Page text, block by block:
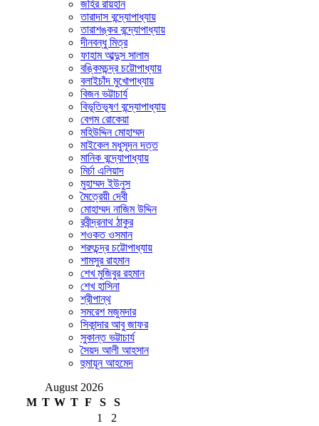
জহির রায়হান
তারাদাস বন্দ্যোপাধ্যায়
তারাশঙ্কর বন্দ্যোপাধ্যায়
দীনবন্ধু মিত্র
ফাহাম আব্দুস সালাম
বঙ্কিমচন্দ্র চট্টোপাধ্যায়
বলাইচাঁদ মুখোপাধ্যায়
বিজন ভট্টাচার্য
বিভূতিভূষণ বন্দ্যোপাধ্যায়
বেগম রোকেয়া
মহিউদ্দিন মোহাম্মদ
মাইকেল মধুসূদন দত্ত
মানিক বন্দ্যোপাধ্যায়
মির্চা এলিয়াদ
মুহাম্মদ ইউনুস
মৈত্রেয়ী দেবী
মোহাম্মদ নাজিম উদ্দিন
রবীন্দ্রনাথ ঠাকুর
শওকত ওসমান
শরৎচন্দ্র চট্টোপাধ্যায়
শামসুর রাহমান
শেখ মুজিবুর রহমান
শেখ হাসিনা
শ্রীপান্থ
সমরেশ মজুমদার
সিকান্দার আবু জাফর
সুকান্ত ভট্টাচার্য
সৈয়দ আলী আহসান
হুমায়ূন আহমেদ
August 2026
M T W T F S
S
1
2